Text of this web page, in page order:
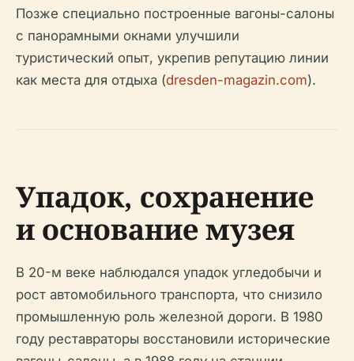
Позже специально построенные вагоны-салоны
с панорамными окнами улучшили
туристический опыт, укрепив репутацию линии
как места для отдыха (dresden-magazin.com).
Упадок, сохранение
и основание музея
В 20-м веке наблюдался упадок угледобычи и
рост автомобильного транспорта, что снизило
промышленную роль железной дороги. В 1980
году реставраторы восстановили исторические